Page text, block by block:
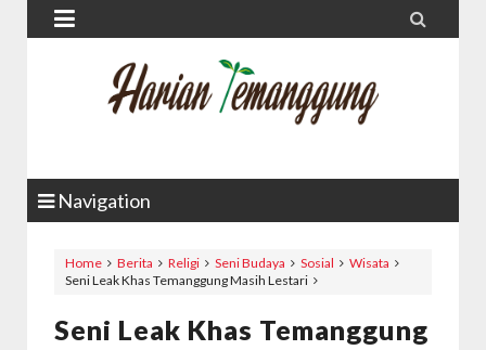
 
Navigation
Home Berita Religi Seni Budaya Sosial
Wisata
Seni Leak Khas Temanggung Masih Lestari
Seni Leak Khas Temanggung